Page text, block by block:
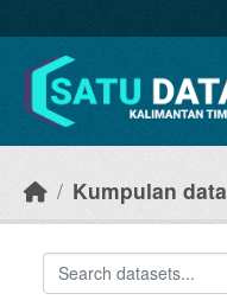
Kumpulan data